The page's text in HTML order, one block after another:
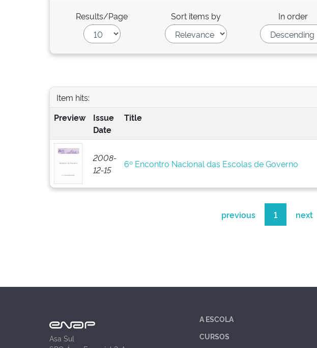
Results/Page Sort items by In order
Item hits:
Preview
Issue
Date
Title
2008-
12-15
6º Encontro Nacional das Escolas de Governo
previous 1 next
Asa Sul
A ESCOLA
CURSOS